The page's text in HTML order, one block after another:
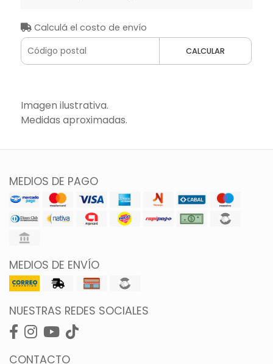
Calculá el costo de envío
CALCULAR
Imagen ilustrativa.
Medidas aproximadas.
MEDIOS DE PAGO
MEDIOS DE ENVÍO
NUESTRAS REDES SOCIALES
CONTACTO